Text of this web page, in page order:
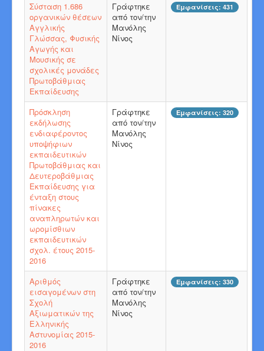
Σύσταση 1.686
οργανικών θέσεων
Αγγλικής
Γλώσσας, Φυσικής
Αγωγής και
Μουσικής σε
σχολικές μονάδες
Πρωτοβάθμιας
Εκπαίδευσης
Γράφτηκε
από τον/την
Μανόλης
Νίνος
Εμφανίσεις: 431
Πρόσκληση
εκδήλωσης
ενδιαφέροντος
υποψήφιων
εκπαιδευτικών
Πρωτοβάθμιας και
Δευτεροβάθμιας
Εκπαίδευσης για
ένταξη στους
πίνακες
αναπληρωτών και
ωρομίσθιων
εκπαιδευτικών
σχολ. έτους 2015-
2016
Γράφτηκε
από τον/την
Μανόλης
Νίνος
Εμφανίσεις: 320
Αριθμός
εισαγομένων στη
Σχολή
Αξιωματικών της
Ελληνικής
Αστυνομίας 2015-
2016
Γράφτηκε
από τον/την
Μανόλης
Νίνος
Εμφανίσεις: 330